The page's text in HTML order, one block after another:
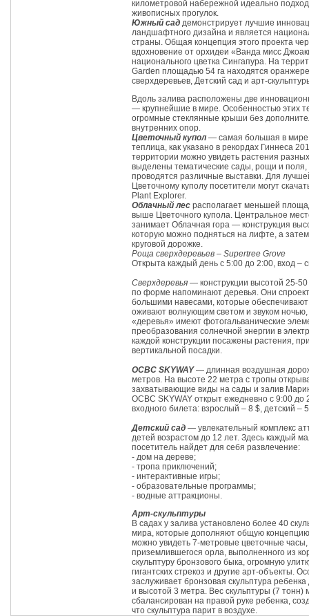
километровой набережной идеально
живописных прогулок.
Южный сад демонстрирует лучшие
ландшафтного дизайна и является
страны. Общая концепция этого проекта
вдохновение от орхидеи «Ванда мисс
национального цветка Сингапура. На
Garden площадью 54 га находятся
сверхдеревьев, Детский сад и арт-
Вдоль залива расположены две
— крупнейшие в мире. Особенностью этих
огромные стеклянные крыши без
внутренних опор.
Цветочный купол— самая большая в мире
теплица, как указано в рекордах Гиннеса
территории можно увидеть растения
выделены тематические сады, рощи и поля,
проводятся различные выставки. Для
Цветочному куполу посетители могут
Plant Explorer.
Облачный лес располагает меньшей
выше Цветочного купола. Центральное
занимает Облачная гора — конструкция
которую можно подняться на лифте, а затем
круговой дорожке.
Роща сверхдеревьев – Supertree Grove
Открыта каждый день с 5:00 до 2:00, вход –
Сверхдеревья — конструкции высотой 25-
по форме напоминают деревья. Они
большими навесами, которые
оживают волнующим светом и звуком
«деревья» имеют фотогальванические
преобразования солнечной энергии в
каждой конструкции посажены растения,
вертикальной посадки.
OCBC SKYWAY— длинная воздушная
метров. На высоте 22 метра с тропы
захватывающие виды на сады и залив
OCBC SKYWAY открыт ежедневно с 9:00 до
входного билета: взрослый – 8 $, детский –
Детский сад — увлекательный комплекс
детей возрастом до 12 лет. Здесь каждый
посетитель найдет для себя развлечение:
- дом на дереве;
- тропа приключений;
- интерактивные игры;
- образовательные программы;
- водные аттракционы.
Арт-скульптуры
В садах у залива установлено более 40
мира, которые дополняют общую концепцию
можно увидеть 7-метровые цветочные часы,
приземлившегося орла, выполненного из
скульптуру бронзового быка, огромную
гигантских стрекоз и другие арт-объекты.
заслуживает бронзовая скульптура
и высотой 3 метра. Вес скульптуры (7 тонн)
сбалансирован на правой руке ребенка,
что скульптура парит в воздухе.